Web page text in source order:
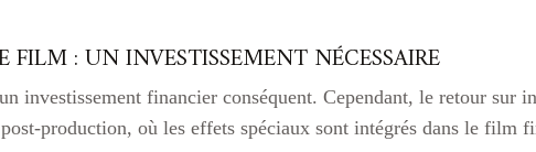
FILM : UN INVESTISSEMENT NÉCESSAIRE
investissement financier conséquent. Cependant, le retour
production, où les effets spéciaux sont intégrés dans le film